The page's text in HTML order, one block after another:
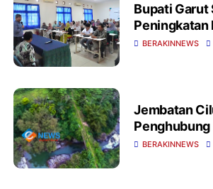
Bupati Garut
Peningkatan
Daerah
BERAKINNEWS
Jembatan
Dengan Kec
BERAKINNEWS